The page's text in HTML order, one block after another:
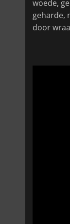
woede,
geharde,
door